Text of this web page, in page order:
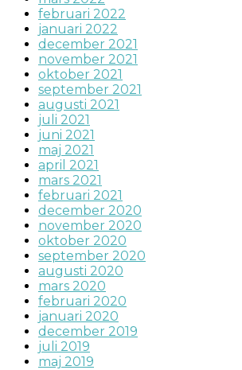
februari 2022
januari 2022
december 2021
november 2021
oktober 2021
september 2021
augusti 2021
juli 2021
juni 2021
maj 2021
april 2021
mars 2021
februari 2021
december 2020
november 2020
oktober 2020
september 2020
augusti 2020
mars 2020
februari 2020
januari 2020
december 2019
juli 2019
maj 2019